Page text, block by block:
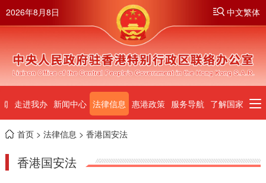
2026年8月8日 中文繁体
走进我办 新闻中心 法律信息 惠港政策 服务导航 了解国家
首页> 法律信息 > 香港国安法
香港国安法